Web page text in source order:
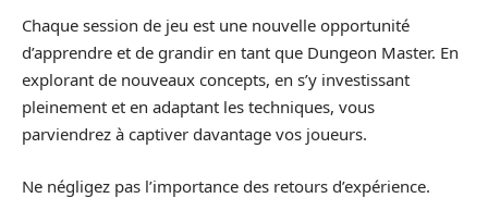
Chaque session de jeu est une nouvelle opportunité
d’apprendre et de grandir en tant que Dungeon Master. En
explorant de nouveaux concepts, en s’y investissant
pleinement et en adaptant les techniques, vous
parviendrez à captiver davantage vos joueurs.
Ne négligez pas l’importance des retours d’expérience.